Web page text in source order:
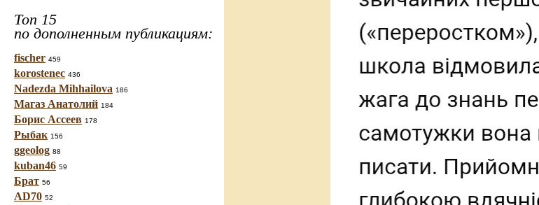
Топ 15
по дополненным публикациям:
fischer 459
korostenec 436
Nadezda Mihhailova 186
Магаз Анатолий 184
Борис Ассеев 178
Рыбак 156
ggeolog 88
kuban46 59
Брат 56
AD70 52